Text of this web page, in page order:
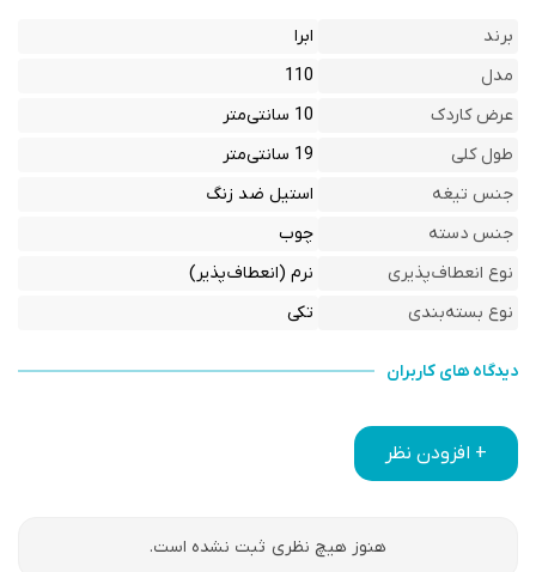
برند
ابرا
مدل
110
عرض کاردک
10 سانتی‌متر
طول کلی
19 سانتی‌متر
جنس تیغه
استیل ضد زنگ
جنس دسته
چوب
نوع انعطاف‌پذیری
نرم (انعطاف‌پذیر)
نوع بسته‌بندی
تکی
دیدگاه های کاربران
+ افزودن نظر
هنوز هیچ نظری ثبت نشده است.